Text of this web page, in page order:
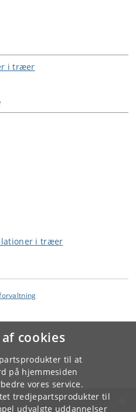
cookies
til at
på hjemmesiden
vores service.
tredjepartsprodukter til
udvalgte uddannelser
i træer
i træer